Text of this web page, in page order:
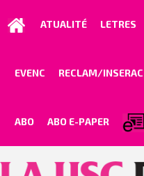
ATUALITÉ LETRES
EVENC RECLAM/INSERAC
ABO ABO E-PAPER